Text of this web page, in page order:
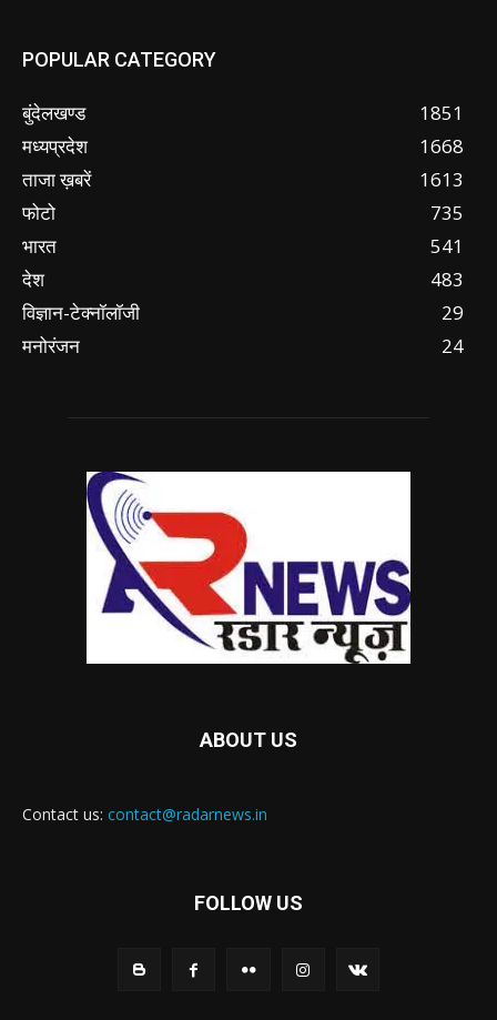
POPULAR CATEGORY
बुंदेलखण्ड
1851
मध्यप्रदेश
1668
ताजा ख़बरें
1613
फोटो
735
भारत
541
देश
483
विज्ञान-टेक्नॉलॉजी
29
मनोरंजन
24
ABOUT US
Contact us: contact@radarnews.in
FOLLOW US